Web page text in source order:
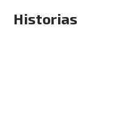
Historias